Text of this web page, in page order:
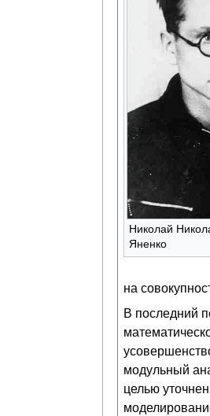
Николай
Яненко
на
В последний
модульный
целью